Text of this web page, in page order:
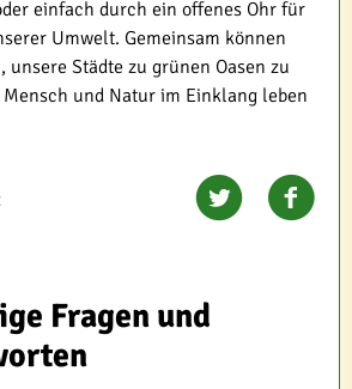
einfach durch ein offenes Ohr für
Umwelt. Gemeinsam können
unsere Städte zu grünen Oasen zu
und Natur im Einklang leben
Fragen und